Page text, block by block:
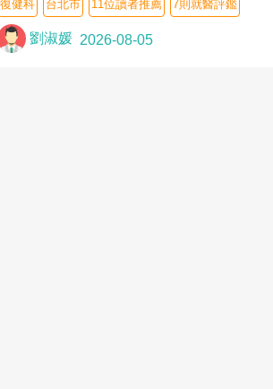
灸及物理徒手治療都沒有用,後來連吃到嗎
類止痛藥都效果有限,只是壓症狀,沒多久就
起來,多年失眠嚴重影響生活品質. 台灣親
復健科 台北市 11位讀者推薦 7則就醫評鑑
劉淑媛 2026-08-05